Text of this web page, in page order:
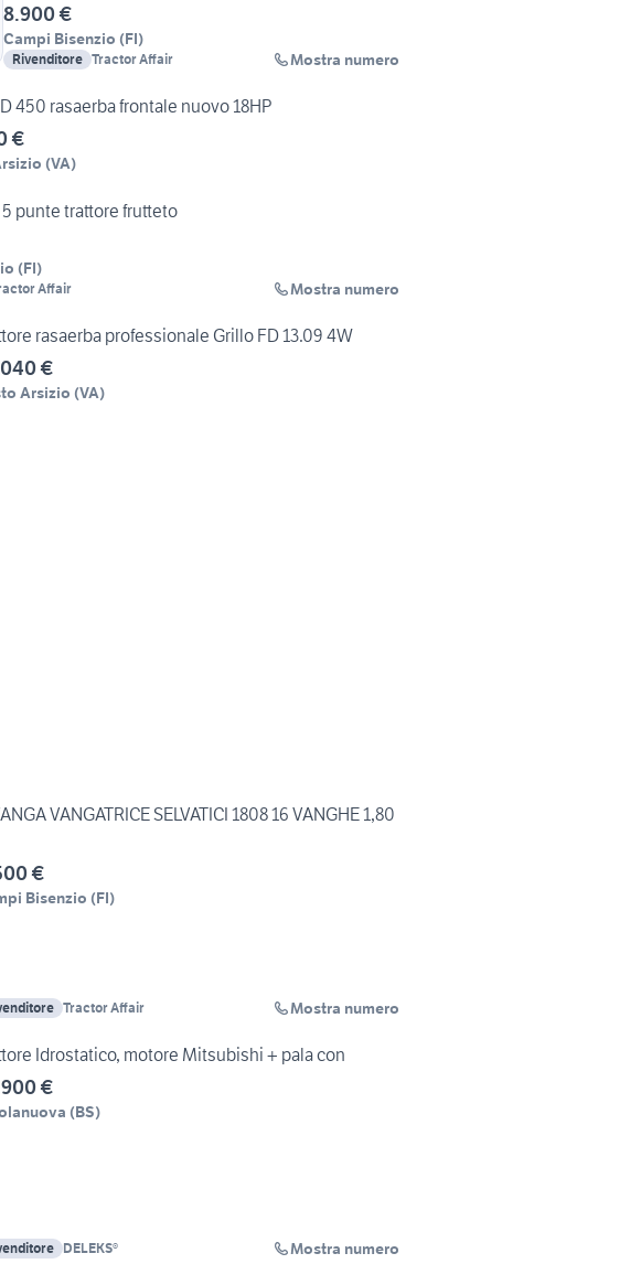
8.900 €
Campi Bisenzio (FI)
Rivenditore Tractor Affair Mostra numero
450 rasaerba frontale nuovo 18HP
€
(VA)
punte trattore frutteto
(FI)
Affair Mostra numero
rasaerba professionale Grillo FD 13.09 4W
€
Arsizio (VA)
VANGATRICE SELVATICI 1808 16 VANGHE 1,80
€
Bisenzio (FI)
Tractor Affair Mostra numero
Idrostatico, motore Mitsubishi + pala con
€
(BS)
DELEKS® Mostra numero